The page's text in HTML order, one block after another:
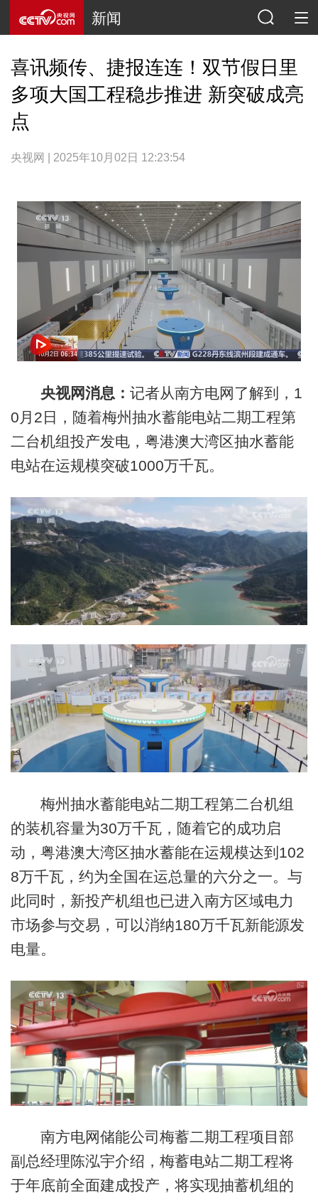
新闻
喜讯频传、捷报连连！双节假日里
多项大国工程稳步推进 新突破成亮
点
央视网 | 2025年10月02日 12:23:54
央视网消息： 记者从南方电网了解到，1
0月2日，随着梅州抽水蓄能电站二期工程第
二台机组投产发电，粤港澳大湾区抽水蓄能
电站在运规模突破1000万千瓦。
梅州抽水蓄能电站二期工程第二台机组
的装机容量为30万千瓦，随着它的成功启
动，粤港澳大湾区抽水蓄能在运规模达到102
8万千瓦，约为全国在运总量的六分之一。与
此同时，新投产机组也已进入南方区域电力
市场参与交易，可以消纳180万千瓦新能源发
电量。
南方电网储能公司梅蓄二期工程项目部
副总经理陈泓宇介绍，梅蓄电站二期工程将
于年底前全面建成投产，将实现抽蓄机组的